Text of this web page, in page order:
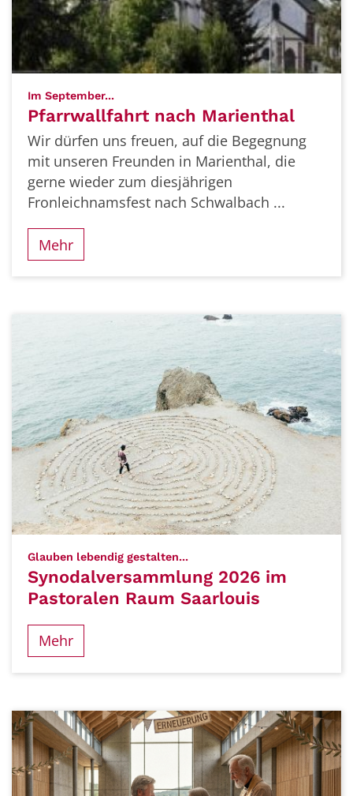
Im September...
Pfarrwallfahrt nach Marienthal
Wir dürfen uns freuen, auf die Begegnung
mit unseren Freunden in Marienthal, die
gerne wieder zum diesjährigen
Fronleichnamsfest nach Schwalbach ...
Mehr
Glauben lebendig gestalten...
Synodalversammlung 2026 im
Pastoralen Raum Saarlouis
Mehr